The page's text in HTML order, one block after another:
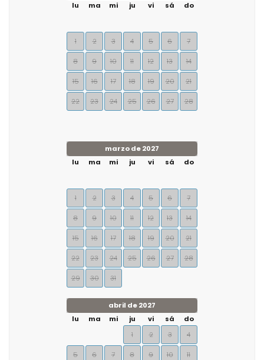
lu
ma mi ju vi sá do
1 2 3 4 5 6 7
8 9 10 11 12 13 14
15 16 17 18 19 20 21
22 23 24 25 26 27 28
marzo de 2027
lu
ma mi ju vi sá do
1 2 3 4 5 6 7
8 9 10 11 12 13 14
15 16 17 18 19 20 21
22 23 24 25 26 27 28
29 30 31
abril de 2027
lu
ma mi ju vi sá
do
1
2 3 4
5 6 7 8 9 10 11